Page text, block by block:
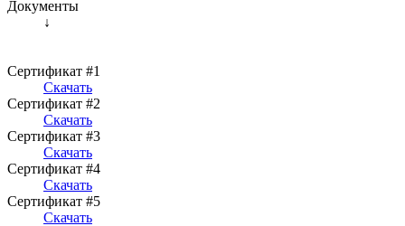
Документы
↓
Сертификат #1
Скачать
Сертификат #2
Скачать
Сертификат #3
Скачать
Сертификат #4
Скачать
Сертификат #5
Скачать